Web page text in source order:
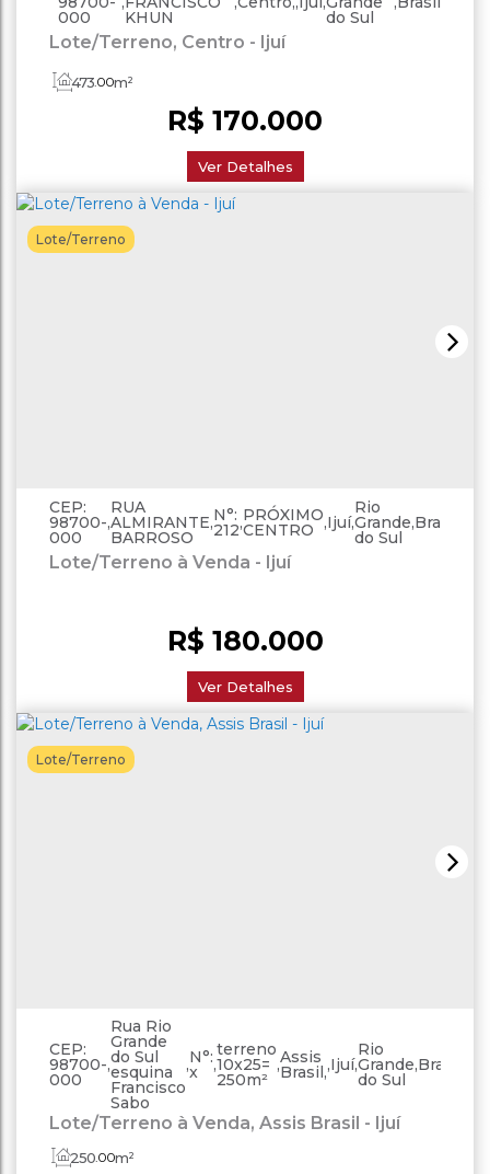
Lote/Terreno, Centro - Ijuí
R$ 170.000
000 KHUN do Sul
473.00m²
Ver Detalhes
Lote/Terreno
Lote/Terreno à Venda - Ijuí
R$ 180.000
CEP:
98700-
000
,
RUA
ALMIRANTE
BARROSO
,N°:
212,PRÓXIMO
CENTRO ,Ijuí,
Rio
Grande
do Sul
,Brasil
Ver Detalhes
Lote/Terreno
Lote/Terreno à Venda, Assis Brasil - Ijuí
CEP:
98700-
000
,
Rua Rio
Grande
do Sul
esquina
Francisco
Sabo
,N°:
x ,
terreno
10x25=
250m²
,Assis
Brasil ,Ijuí,
Rio
Grande
do Sul
,Brasil
250.00m²